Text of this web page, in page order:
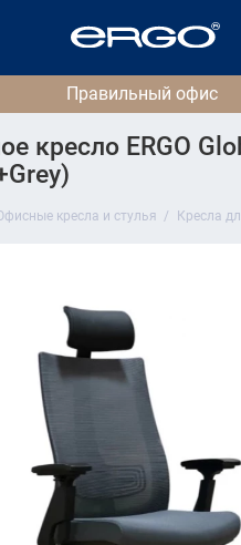
кресло ERGO
кресла и стулья Кресла